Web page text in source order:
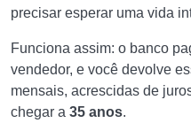
precisar esperar uma vida
Funciona assim: o banco
vendedor, e você devolve
mensais, acrescidas de
chegar a 35 anos.